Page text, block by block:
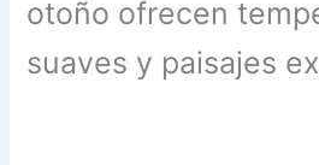
otoño ofrecen
suaves y paisajes